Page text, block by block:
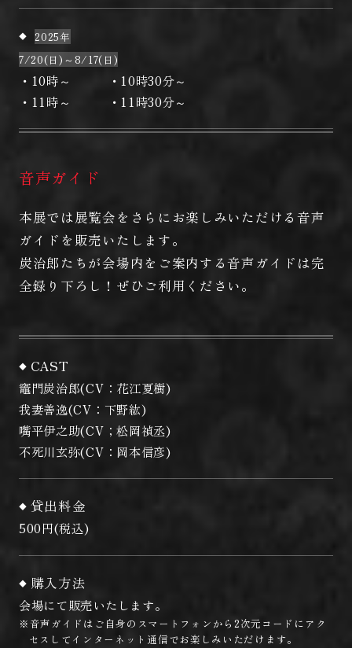
2025年
7/20(日)～8/17(日)
・10時～ ・10時30分～
・11時～ ・11時30分～
音声ガイド
本展では展覧会をさらにお楽しみいただける音声
ガイドを販売いたします。
炭治郎たちが会場内をご案内する音声ガイドは完
全録り下ろし！ぜひご利用ください。
CAST
竈門炭治郎(CV：花江夏樹)
我妻善逸(CV：下野紘)
嘴平伊之助(CV；松岡禎丞)
不死川玄弥(CV：岡本信彦)
貸出料金
500円(税込)
購入方法
会場にて販売いたします。
※音声ガイドはご自身のスマートフォンから2次元コードにアク
セスしてインターネット通信でお楽しみいただけます。